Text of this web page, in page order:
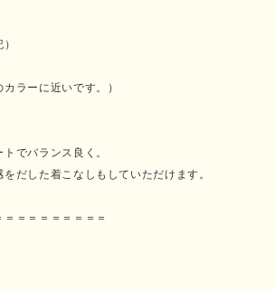
ラーに近いです。）
でバランス良く。
だした着こなしもしていただけます。
＝＝＝＝＝＝＝＝